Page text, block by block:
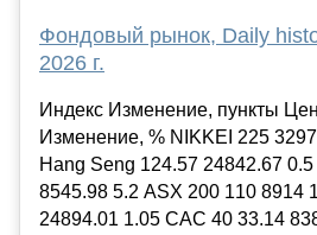
Фондовый рынок, Daily
2026 г.
Индекс Изменение, пункты
Изменение, % NIKKEI 225
Hang Seng 124.57 24842.67
8545.98 5.2 ASX 200 110 8914
24894.01 1.05 CAC 40 33.14